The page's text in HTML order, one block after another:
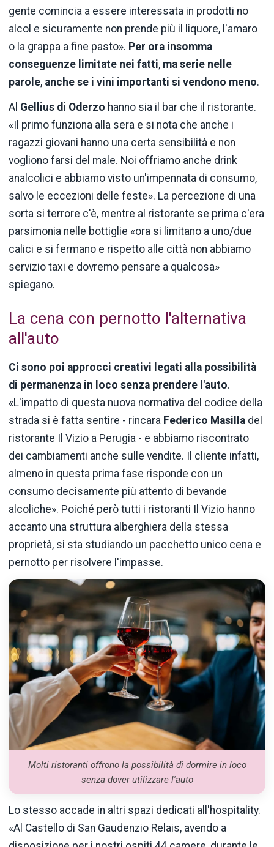
gente comincia a essere interessata in prodotti no
alcol e sicuramente non prende più il liquore, l'amaro
o la grappa a fine pasto». Per ora insomma
conseguenze limitate nei fatti, ma serie nelle
parole, anche se i vini importanti si vendono meno.
Al Gellius di Oderzo hanno sia il bar che il ristorante.
«Il primo funziona alla sera e si nota che anche i
ragazzi giovani hanno una certa sensibilità e non
vogliono farsi del male. Noi offriamo anche drink
analcolici e abbiamo visto un'impennata di consumo,
salvo le eccezioni delle feste». La percezione di una
sorta si terrore c'è, mentre al ristorante se prima c'era
parsimonia nelle bottiglie «ora si limitano a uno/due
calici e si fermano e rispetto alle città non abbiamo
servizio taxi e dovremo pensare a qualcosa»
spiegano.
La cena con pernotto l'alternativa
all'auto
Ci sono poi approcci creativi legati alla possibilità
di permanenza in loco senza prendere l'auto.
«L'impatto di questa nuova normativa del codice della
strada si è fatta sentire - rincara Federico Masilla del
ristorante Il Vizio a Perugia - e abbiamo riscontrato
dei cambiamenti anche sulle vendite. Il cliente infatti,
almeno in questa prima fase risponde con un
consumo decisamente più attento di bevande
alcoliche». Poiché però tutti i ristoranti Il Vizio hanno
accanto una struttura alberghiera della stessa
proprietà, si sta studiando un pacchetto unico cena e
pernotto per risolvere l'impasse.
Molti ristoranti offrono la possibilità di dormire in loco
senza dover utilizzare l'auto
Lo stesso accade in altri spazi dedicati all'hospitality.
«Al Castello di San Gaudenzio Relais, avendo a